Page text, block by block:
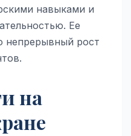
навыками и
Ее
непрерывный рост
на